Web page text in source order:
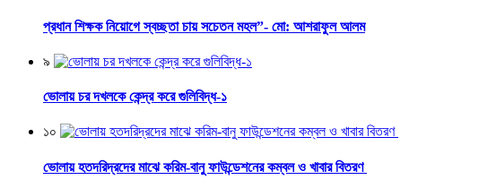
প্রধান শিক্ষক নিয়োগে স্বচ্ছতা চায় সচেতন মহল”- মো: আশরাফুল আলম
৯
ভোলায় চর দখলকে কেন্দ্র করে গুলিবিদ্ধ-১
১০
ভোলায় হতদরিদ্রদের মাঝে করিম-বানু ফাউন্ডেশনের কম্বল ও খাবার বিতরণ